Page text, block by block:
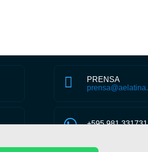

PRENSA
 +595 981 331731